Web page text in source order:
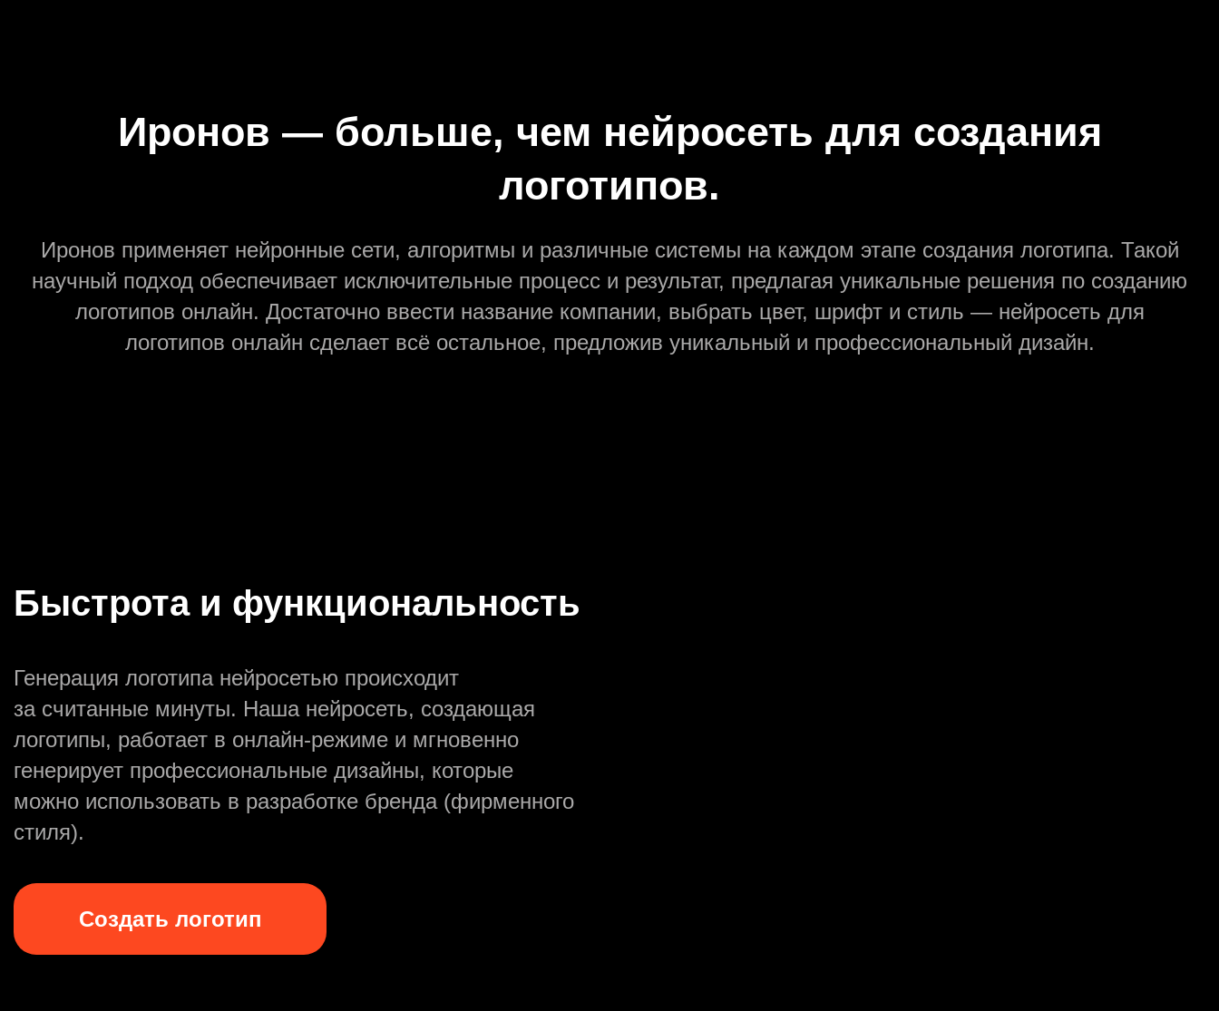
Иронов — больше, чем нейросеть для создания
логотипов.
Иронов применяет нейронные сети, алгоритмы и различные системы на каждом этапе создания логотипа. Такой
научный подход обеспечивает исключительные процесс и результат, предлагая уникальные решения по созданию
логотипов онлайн. Достаточно ввести название компании, выбрать цвет, шрифт и стиль — нейросеть для
логотипов онлайн сделает всё остальное, предложив уникальный и профессиональный дизайн.
Быстрота и функциональность
Генерация логотипа нейросетью происходит
за считанные минуты. Наша нейросеть, создающая
логотипы, работает в онлайн-режиме и мгновенно
генерирует профессиональные дизайны, которые
можно использовать в разработке бренда (фирменного
стиля).
Создать логотип